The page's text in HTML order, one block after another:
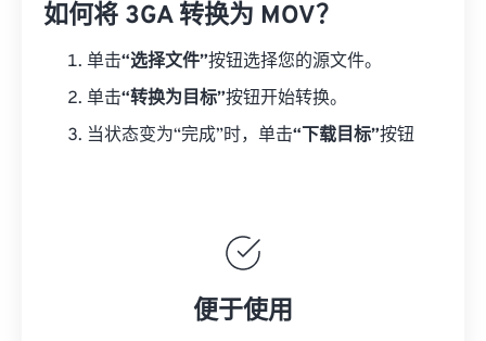
如何将 3GA 转换为 MOV？
单击“选择文件”按钮选择您的源文件。
单击“转换为目标”按钮开始转换。
当状态变为“完成”时，单击“下载目标”按钮
便于使用